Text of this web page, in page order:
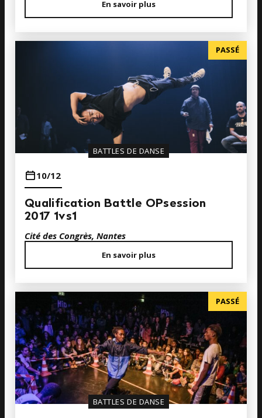
En savoir plus
PASSÉ
BATTLES DE DANSE
10/12
Qualification Battle OPsession
2017 1vs1
Cité des Congrès, Nantes
En savoir plus
PASSÉ
BATTLES DE DANSE